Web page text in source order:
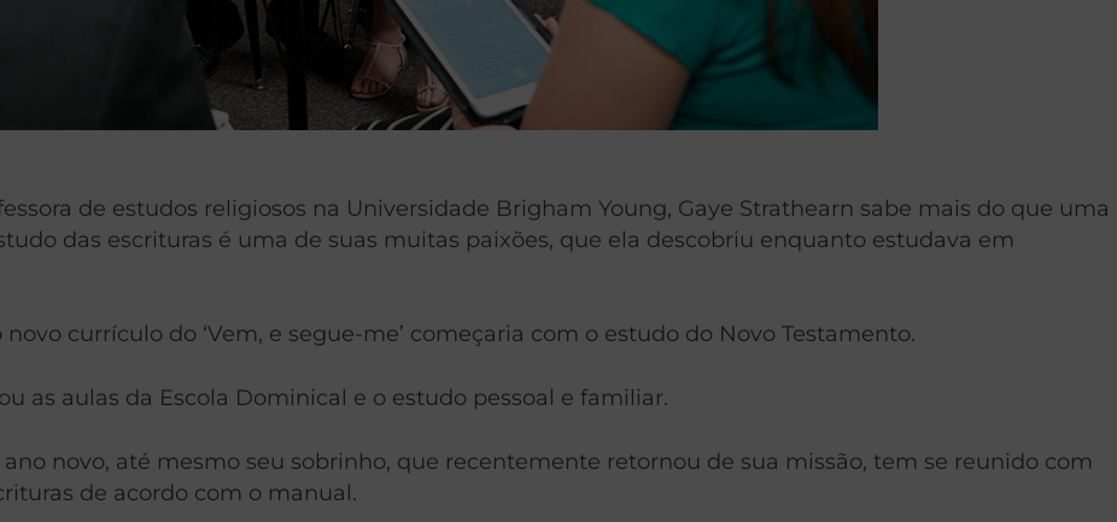
de estudos religiosos na Universidade Brigham Young, Gaye Strathearn sabe mais do que uma
das escrituras é uma de suas muitas paixões, que ela descobriu enquanto estudava em
currículo do ‘Vem, e segue-me’ começaria com o estudo do Novo Testamento.
as aulas da Escola Dominical e o estudo pessoal e familiar.
novo, até mesmo seu sobrinho, que recentemente retornou de sua missão, tem se reunido com
de acordo com o manual.